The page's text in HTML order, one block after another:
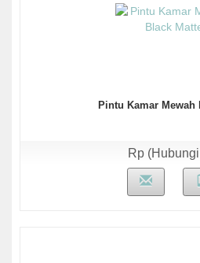
Pintu Kamar Mewah
Rp